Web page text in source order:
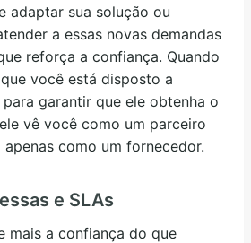
adaptar sua solução ou
a essas novas demandas
reforça a confiança. Quando
você está disposto a
garantir que ele obtenha o
vê você como um parceiro
como um fornecedor.
e SLAs
mais a confiança do que